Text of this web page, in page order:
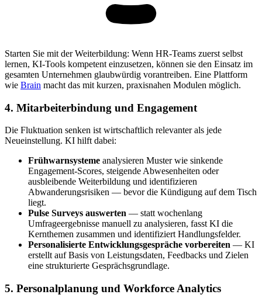
Starten Sie mit der Weiterbildung: Wenn HR-Teams zuerst selbst
lernen, KI-Tools kompetent einzusetzen, können sie den Einsatz im
gesamten Unternehmen glaubwürdig vorantreiben. Eine Plattform
wie Brain macht das mit kurzen, praxisnahen Modulen möglich.
4. Mitarbeiterbindung und Engagement
Die Fluktuation senken ist wirtschaftlich relevanter als jede
Neueinstellung. KI hilft dabei:
Frühwarnsysteme analysieren Muster wie sinkende
Engagement-Scores, steigende Abwesenheiten oder
ausbleibende Weiterbildung und identifizieren
Abwanderungsrisiken — bevor die Kündigung auf dem Tisch
liegt.
Pulse Surveys auswerten — statt wochenlang
Umfrageergebnisse manuell zu analysieren, fasst KI die
Kernthemen zusammen und identifiziert Handlungsfelder.
Personalisierte Entwicklungsgespräche vorbereiten — KI
erstellt auf Basis von Leistungsdaten, Feedbacks und Zielen
eine strukturierte Gesprächsgrundlage.
5. Personalplanung und Workforce Analytics